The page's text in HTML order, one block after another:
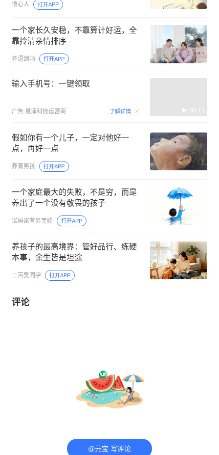
悟心人 打开APP
一个家长久安稳，不靠算计好运，全
靠拎清亲情排序
齐语剑鸣 打开APP
输入手机号：一键领取
广告 易泽科技运营商 了解详情 00:15
假如你有一个儿子，一定对他好一
点，再好一点
养育男孩 打开APP
一个家庭最大的失败，不是穷，而是
养出了一个没有敬畏的孩子
诺妈家有男宝娃 打开APP
养孩子的最高境界：管好品行、练硬
本事，余生皆是坦途
二百吴同学 打开APP
评论
@元宝 写评论